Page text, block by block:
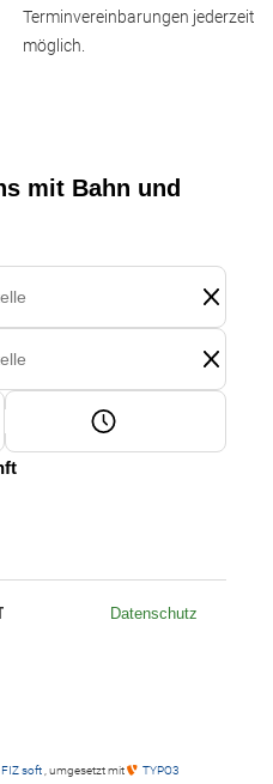
Terminvereinbarungen jederzeit
möglich.
FIZ soft , umgesetzt mit TYPO3